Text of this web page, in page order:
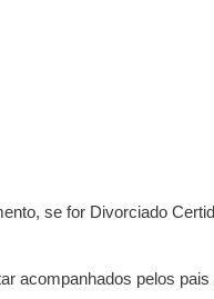
se for Divorciado
acompanhados pelos pais